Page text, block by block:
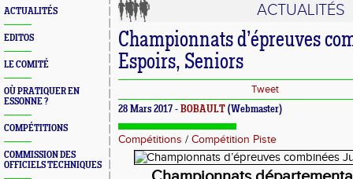
ACTUALITÉS
EDITOS
LE COMITÉ
OÙ PRATIQUER EN
ESSONNE ?
COMPÉTITIONS
COMMISSION DES
OFFICIELS TECHNIQUES
ACTUALITÉS
Championnats d’épreuves
Espoirs, Seniors
Tweet
28 Mars 2017 - BOBAULT (Webmaster)
Compétitions / Compétition Piste